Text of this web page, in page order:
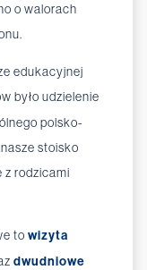
o walorach
edukacyjnej
było udzielenie
polsko-
stoisko
z rodzicami
to wizyta
dwudniowe